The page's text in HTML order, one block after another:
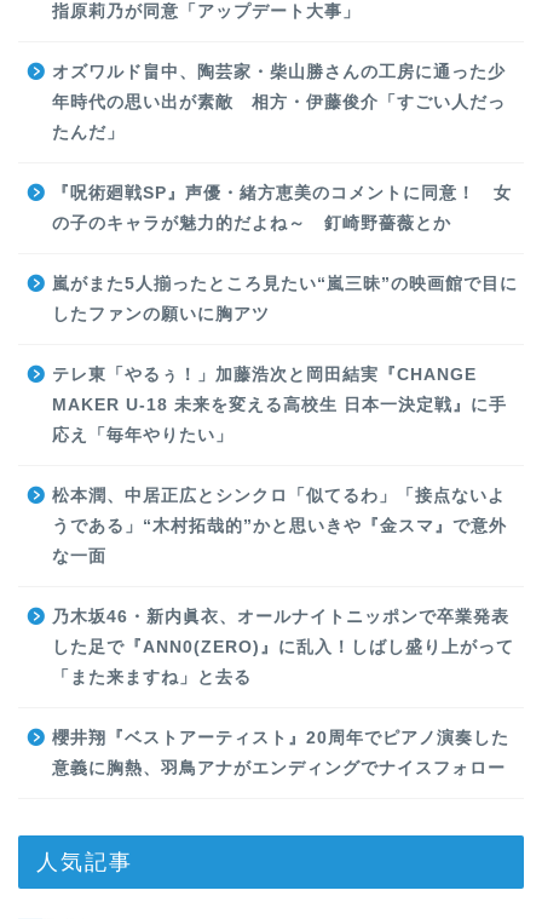
指原莉乃が同意「アップデート大事」
オズワルド畠中、陶芸家・柴山勝さんの工房に通った少
年時代の思い出が素敵 相方・伊藤俊介「すごい人だっ
たんだ」
『呪術廻戦SP』声優・緒方恵美のコメントに同意！ 女
の子のキャラが魅力的だよね～ 釘崎野薔薇とか
嵐がまた5人揃ったところ見たい“嵐三昧”の映画館で目に
したファンの願いに胸アツ
テレ東「やるぅ！」加藤浩次と岡田結実『CHANGE
MAKER U-18 未来を変える高校生 日本一決定戦』に手
応え「毎年やりたい」
松本潤、中居正広とシンクロ「似てるわ」「接点ないよ
うである」“木村拓哉的”かと思いきや『金スマ』で意外
な一面
乃木坂46・新内眞衣、オールナイトニッポンで卒業発表
した足で『ANN0(ZERO)』に乱入！しばし盛り上がって
「また来ますね」と去る
櫻井翔『ベストアーティスト』20周年でピアノ演奏した
意義に胸熱、羽鳥アナがエンディングでナイスフォロー
人気記事